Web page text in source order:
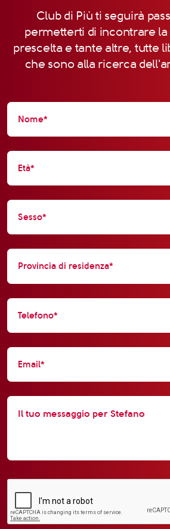
Club di Più ti seguirà
permetterti di incontrare la
prescelta e tante altre, tutte
che sono alla ricerca